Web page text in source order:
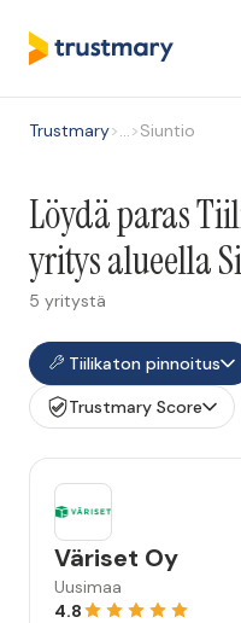
Trustmary>…>Siuntio
Löydä paras
yritys alueella
5 yritystä
Tiilikaton pinnoitus
Trustmary Score
Väriset Oy
Uusimaa
4.8